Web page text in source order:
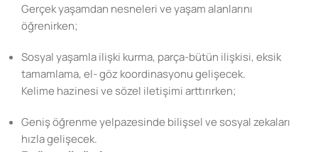
Gerçek yaşamdan nesneleri ve yaşam alanlarını
öğrenirken;
Sosyal yaşamla ilişki kurma, parça-bütün ilişkisi, eksik
tamamlama, el- göz koordinasyonu gelişecek.
Kelime hazinesi ve sözel iletişimi arttırırken;
Geniş öğrenme yelpazesinde bilişsel ve sosyal zekaları
hızla gelişecek.